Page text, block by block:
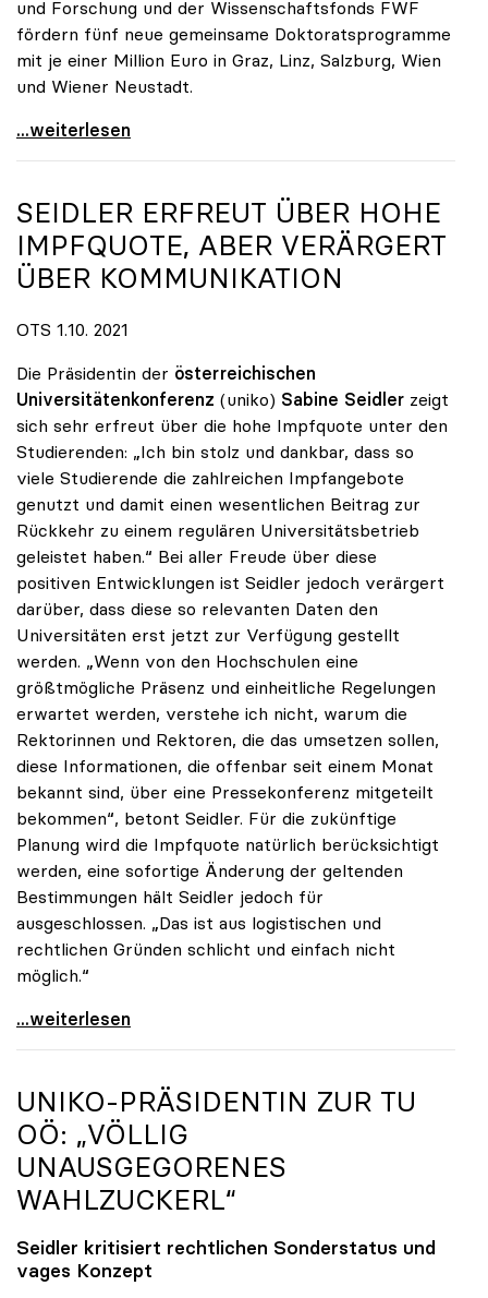
und Forschung und der Wissenschaftsfonds FWF
fördern fünf neue gemeinsame Doktoratsprogramme
mit je einer Million Euro in Graz, Linz, Salzburg, Wien
und Wiener Neustadt.
FHs und Unis bilden gemeinsam Doktorandinnen und
...weiterlesen
SEIDLER ERFREUT ÜBER HOHE
IMPFQUOTE, ABER VERÄRGERT
ÜBER KOMMUNIKATION
OTS 1.10. 2021
Die Präsidentin der österreichischen
Universitätenkonferenz (uniko) Sabine Seidler zeigt
sich sehr erfreut über die hohe Impfquote unter den
Studierenden: „Ich bin stolz und dankbar, dass so
viele Studierende die zahlreichen Impfangebote
genutzt und damit einen wesentlichen Beitrag zur
Rückkehr zu einem regulären Universitätsbetrieb
geleistet haben.“ Bei aller Freude über diese
positiven Entwicklungen ist Seidler jedoch verärgert
darüber, dass diese so relevanten Daten den
Universitäten erst jetzt zur Verfügung gestellt
werden. „Wenn von den Hochschulen eine
größtmögliche Präsenz und einheitliche Regelungen
erwartet werden, verstehe ich nicht, warum die
Rektorinnen und Rektoren, die das umsetzen sollen,
diese Informationen, die offenbar seit einem Monat
bekannt sind, über eine Pressekonferenz mitgeteilt
bekommen“, betont Seidler. Für die zukünftige
Planung wird die Impfquote natürlich berücksichtigt
werden, eine sofortige Änderung der geltenden
Bestimmungen hält Seidler jedoch für
ausgeschlossen. „Das ist aus logistischen und
rechtlichen Gründen schlicht und einfach nicht
möglich.“
Seidler erfreut über hohe Impfquote, aber
...weiterlesen
UNIKO-PRÄSIDENTIN ZUR TU
OÖ: „VÖLLIG
UNAUSGEGORENES
WAHLZUCKERL“
Seidler kritisiert rechtlichen Sonderstatus und
vages Konzept